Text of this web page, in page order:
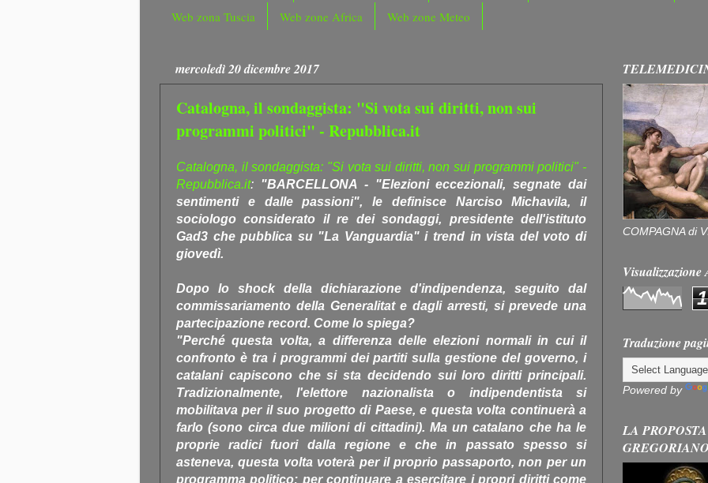
Web zona Tuscia
Web zone Africa Web zone Meteo
mercoledì 20 dicembre 2017
Catalogna, il sondaggista: "Si vota sui diritti, non sui
programmi politici" - Repubblica.it
Catalogna, il sondaggista: "Si vota sui diritti, non sui programmi politici" -
Repubblica.it: "BARCELLONA - "Elezioni eccezionali, segnate dai
sentimenti e dalle passioni", le definisce Narciso Michavila, il
sociologo considerato il re dei sondaggi, presidente dell'istituto
Gad3 che pubblica su "La Vanguardia" i trend in vista del voto di
giovedì.
Dopo lo shock della dichiarazione d'indipendenza, seguito dal
commissariamento della Generalitat e dagli arresti, si prevede una
partecipazione record. Come lo spiega?
"Perché questa volta, a differenza delle elezioni normali in cui il
confronto è tra i programmi dei partiti sulla gestione del governo, i
catalani capiscono che si sta decidendo sui loro diritti principali.
Tradizionalmente, l'elettore nazionalista o indipendentista si
mobilitava per il suo progetto di Paese, e questa volta continuerà a
farlo (sono circa due milioni di cittadini). Ma un catalano che ha le
proprie radici fuori dalla regione e che in passato spesso si
asteneva, questa volta voterà per il proprio passaporto, non per un
programma politico: per continuare a esercitare i propri diritti come
COMPAGNA di
1
Traduzione
Powered by
LA